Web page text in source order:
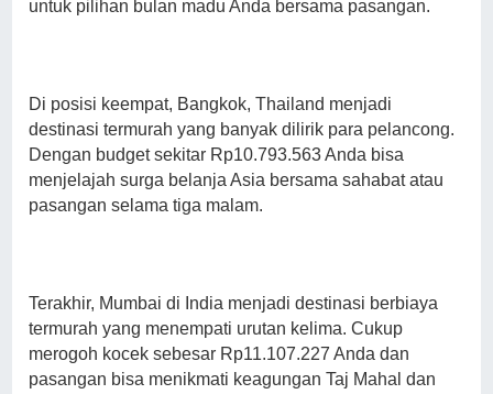
untuk pilihan bulan madu Anda bersama pasangan.
Di posisi keempat, Bangkok, Thailand menjadi
destinasi termurah yang banyak dilirik para pelancong.
Dengan budget sekitar Rp10.793.563 Anda bisa
menjelajah surga belanja Asia bersama sahabat atau
pasangan selama tiga malam.
Terakhir, Mumbai di India menjadi destinasi berbiaya
termurah yang menempati urutan kelima. Cukup
merogoh kocek sebesar Rp11.107.227 Anda dan
pasangan bisa menikmati keagungan Taj Mahal dan